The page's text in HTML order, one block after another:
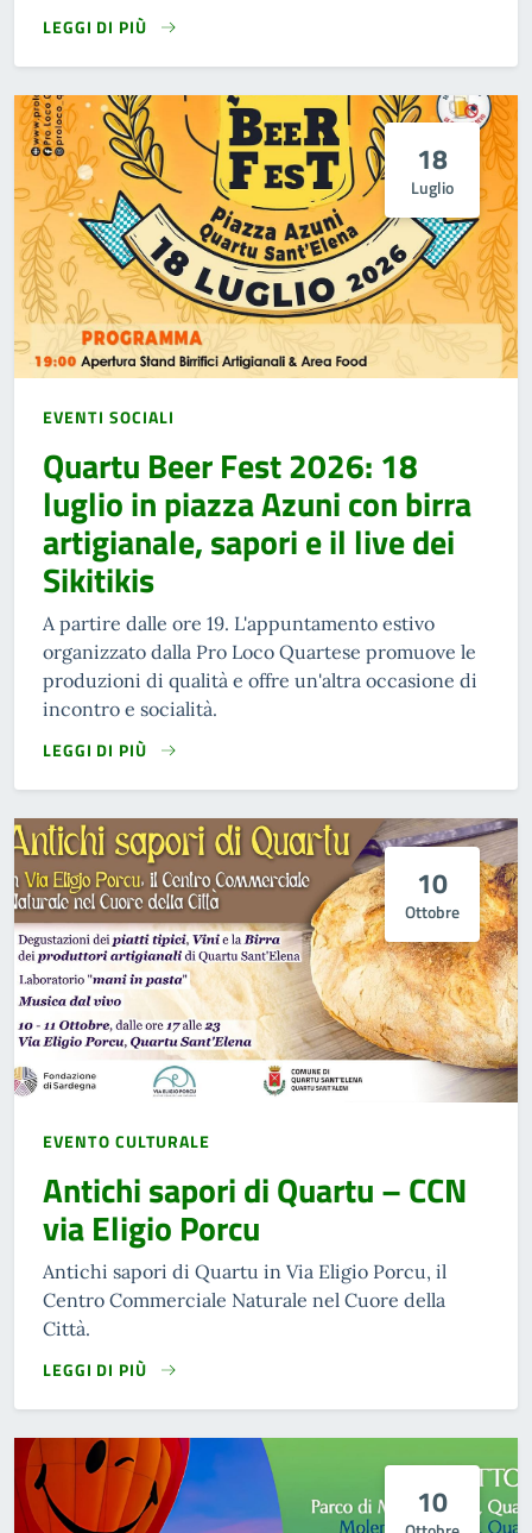
LEGGI DI PIÙ
18
Luglio
EVENTI SOCIALI
Quartu Beer Fest 2026: 18
luglio in piazza Azuni con birra
artigianale, sapori e il live dei
Sikitikis
A partire dalle ore 19. L'appuntamento estivo
organizzato dalla Pro Loco Quartese promuove le
produzioni di qualità e offre un'altra occasione di
incontro e socialità.
LEGGI DI PIÙ
10
Ottobre
EVENTO CULTURALE
Antichi sapori di Quartu – CCN
via Eligio Porcu
Antichi sapori di Quartu in Via Eligio Porcu, il
Centro Commerciale Naturale nel Cuore della
Città.
LEGGI DI PIÙ
10